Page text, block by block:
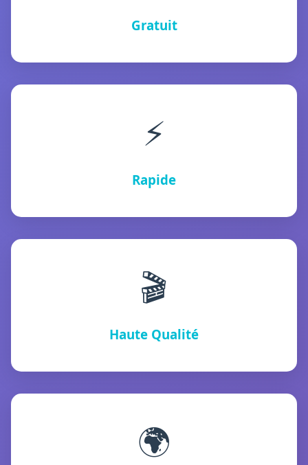
Gratuit
⚡
Rapide
🎬
Haute Qualité
🌍